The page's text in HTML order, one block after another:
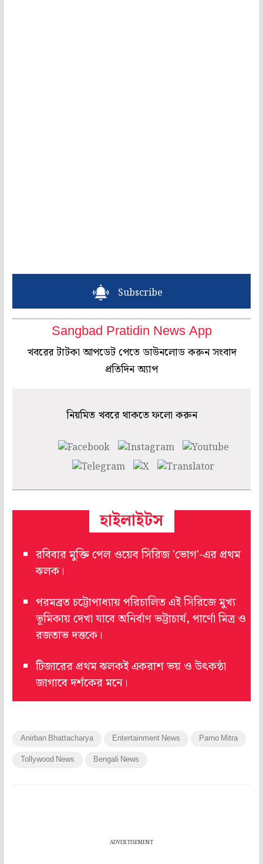
Subscribe
Sangbad Pratidin News App
খবরের টাটকা আপডেট পেতে ডাউনলোড করুন সংবাদ
প্রতিদিন অ্যাপ
নিয়মিত খবরে থাকতে ফলো করুন
হাইলাইটস
রবিবার মুক্তি পেল ওয়েব সিরিজ 'ভোগ'-এর প্রথম
ঝলক।
পরমব্রত চট্টোপাধ্যায় পরিচালিত এই সিরিজে মুখ্য
ভূমিকায় দেখা যাবে অনির্বাণ ভট্টাচার্য, পার্ণো মিত্র ও
রজতাভ দত্তকে।
টিজারের প্রথম ঝলকই একরাশ ভয় ও উৎকন্ঠা
জাগাবে দর্শকের মনে।
Anirban Bhattacharya Entertainment News Parno Mitra
Tollywood News Bengali News
ADVERTISEMENT